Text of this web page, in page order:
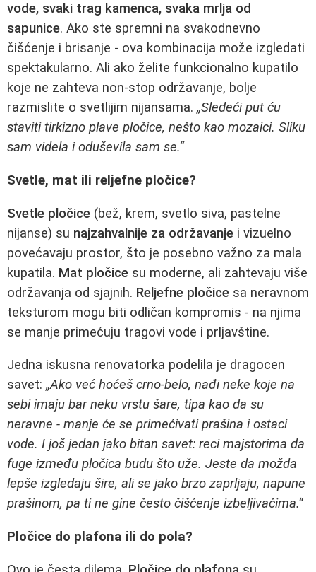
vode, svaki trag kamenca, svaka mrlja od
sapunice. Ako ste spremni na svakodnevno
čišćenje i brisanje - ova kombinacija može izgledati
spektakularno. Ali ako želite funkcionalno kupatilo
koje ne zahteva non-stop održavanje, bolje
razmislite o svetlijim nijansama. „Sledeći put ću
staviti tirkizno plave pločice, nešto kao mozaici. Sliku
sam videla i oduševila sam se.“
Svetle, mat ili reljefne pločice?
Svetle pločice (bež, krem, svetlo siva, pastelne
nijanse) su najzahvalnije za održavanje i vizuelno
povećavaju prostor, što je posebno važno za mala
kupatila. Mat pločice su moderne, ali zahtevaju više
održavanja od sjajnih. Reljefne pločice sa neravnom
teksturom mogu biti odličan kompromis - na njima
se manje primećuju tragovi vode i prljavštine.
Jedna iskusna renovatorka podelila je dragocen
savet: „Ako već hoćeš crno-belo, nađi neke koje na
sebi imaju bar neku vrstu šare, tipa kao da su
neravne - manje će se primećivati prašina i ostaci
vode. I još jedan jako bitan savet: reci majstorima da
fuge između pločica budu što uže. Jeste da možda
lepše izgledaju šire, ali se jako brzo zaprljaju, napune
prašinom, pa ti ne gine često čišćenje izbeljivačima.“
Pločice do plafona ili do pola?